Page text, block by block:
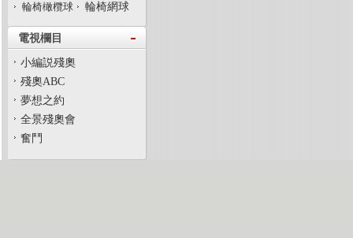
輪椅橄欖球
輪椅網球
電視欄目
小編説殘奧
殘奧ABC
夢想之約
全景殘奧會
奮鬥